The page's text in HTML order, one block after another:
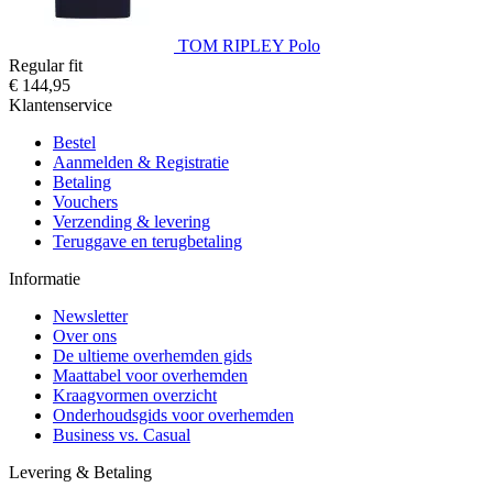
TOM RIPLEY Polo
Regular fit
€ 144,95
Klantenservice
Bestel
Aanmelden & Registratie
Betaling
Vouchers
Verzending & levering
Teruggave en terugbetaling
Informatie
Newsletter
Over ons
De ultieme overhemden gids
Maattabel voor overhemden
Kraagvormen overzicht
Onderhoudsgids voor overhemden
Business vs. Casual
Levering & Betaling